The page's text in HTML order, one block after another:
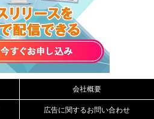
会社概要
広告に関するお問い合わせ